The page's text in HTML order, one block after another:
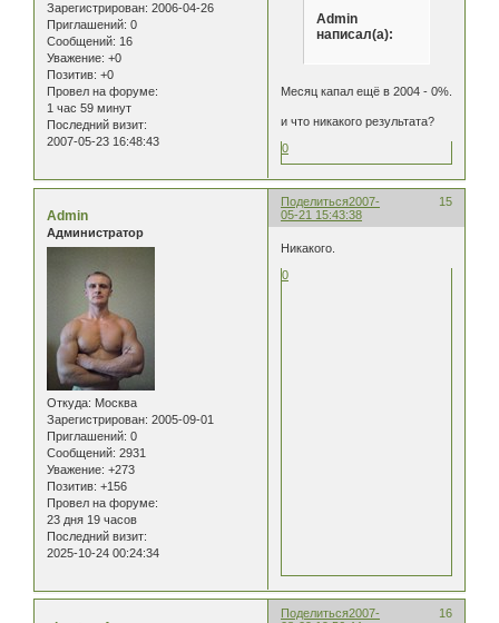
Зарегистрирован: 2006-04-26
Приглашений: 0
Сообщений: 16
Уважение: +0
Позитив: +0
Провел на форуме:
1 час 59 минут
Последний визит:
2007-05-23 16:48:43
Admin
написал(а):
Месяц капал ещё в 2004 - 0%.
и что никакого результата?
0
Поделиться 15
2007-
05-21 15:43:38
Admin
Администратор
Откуда: Москва
Зарегистрирован: 2005-09-01
Приглашений: 0
Сообщений: 2931
Уважение: +273
Позитив: +156
Провел на форуме:
23 дня 19 часов
Последний визит:
2025-10-24 00:24:34
Никакого.
0
Поделиться 16
2007-